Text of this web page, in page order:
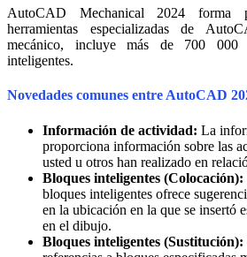
AutoCAD Mechanical 2024 forma
herramientas especializadas de
mecánico, incluye más de 700 000
inteligentes.
Novedades comunes entre AutoCAD
Información de actividad: La
proporciona información sobre las
usted u otros han realizado en
Bloques inteligentes (Colocación):
bloques inteligentes ofrece
en la ubicación en la que se insertó
en el dibujo.
Bloques inteligentes (Sustitución):